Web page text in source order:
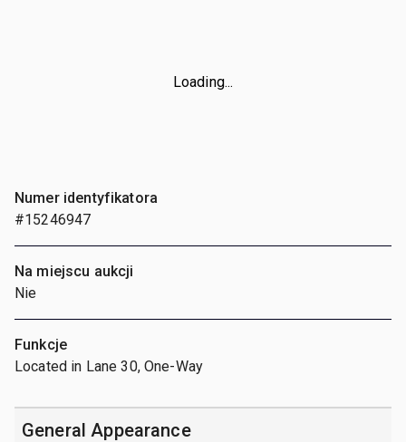
Loading...
Numer identyfikatora
#15246947
Na miejscu aukcji
Nie
Funkcje
Located in Lane 30, One-Way
General Appearance